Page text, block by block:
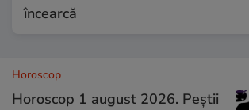
încearcă
Horoscop
Horoscop 1 august 2026. Peștii